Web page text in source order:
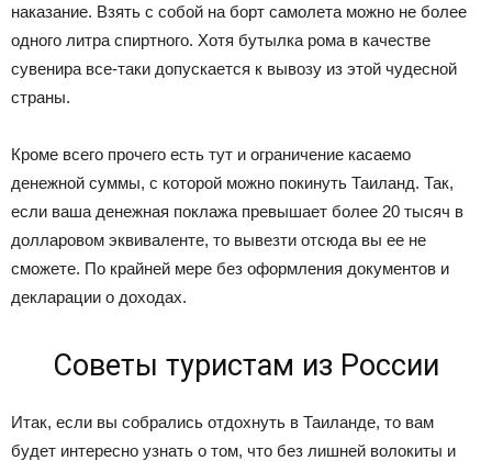
наказание. Взять с собой на борт самолета можно не более
одного литра спиртного. Хотя бутылка рома в качестве
сувенира все-таки допускается к вывозу из этой чудесной
страны.
Кроме всего прочего есть тут и ограничение касаемо
денежной суммы, с которой можно покинуть Таиланд. Так,
если ваша денежная поклажа превышает более 20 тысяч в
долларовом эквиваленте, то вывезти отсюда вы ее не
сможете. По крайней мере без оформления документов и
декларации о доходах.
Советы туристам из России
Итак, если вы собрались отдохнуть в Таиланде, то вам
будет интересно узнать о том, что без лишней волокиты и